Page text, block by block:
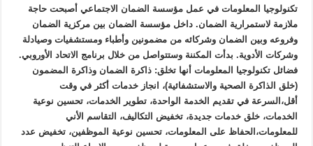
تكنولوجيا المعلومات في عمل مؤسسة الضمان الاجتماعي أصبحت حاجة
ملازمة لاستمرارية الضمان. داخل مؤسسة الضمان بين مركزية الضمان
وفروعه وبين الضمان وشركائه من مضمونين وأطباء ومستشفيات وصيادلة
وشركات الأدوية. بدأت المكننة وستتواصل من خلال برنامج الاتحاد الأوروبي.
فضائل تكنولوجيا المعلومات أنها تخلق: ذاكرة الضمان وذاكرة المضمون
(خلق الذاكرة الصحية والاستشفائية)، انجاز خدمات أكثر في وقت
أقل،السرعة في تقديم الخدمة الواحدة، تطوير الخدمات، تحسين نوعية
الخدمات، خلق خدمات جديدة، تخفيض التكاليف، التقاسم الأني
للمعلومات،الحفاظ على المعلومات، تحسين نوعية الموظفين، تخفيض عدد